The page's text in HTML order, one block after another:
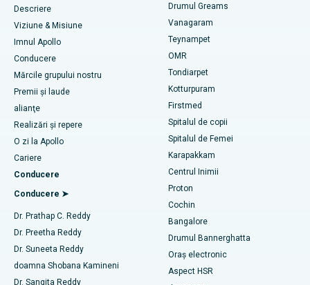
Găsește dentist
Găsiți servicii pediatrice
Găsește un dermatolog
Găsește un urolog
Găsește diabetolog
Găsește un ginecolog
Cel mai bun centru cardiac din Thousand Lights, Chennai
Cel mai bun spital din Jubilee Hills, Hyderabad
Cel mai bun spital din Tondiarpet, Chennai
Cel mai bun spital din Kotturpuram, Chennai
Cel mai bun spital din Kovai Road, Karur
Cel mai bun spital din Karapakkam, Chennai
Cel mai bun spital din Arilova, Vizag
Cel mai bun spital din Kanpur Road, Lucknow
Cel mai bun spital din Sectorul 26, Noida
Cel mai bun spital din Gandhinagar, Ahmedabad
Sleeve Gastrectomie
Chirurgie Lasik
Liposucție
Angiograma coronariană
Înlocuirea supapei aortice transcatheter
Repararea valvei MitraClip
Chirurgie cardiacă minim invazivă
Ablația cu cateter
Chirurgie de reconstrucție a LCA
Descriere
Viziune & Misiune
Imnul Apollo
Conducere
Mărcile grupului nostru
Premii și laude
alianţe
Realizări și repere
O zi la Apollo
Cariere
Conducere
Conducere ➤
Dr. Prathap C. Reddy
Dr. Preetha Reddy
Dr. Suneeta Reddy
doamna Shobana Kamineni
Dr. Sangita Reddy
Drumul Greams
Vanagaram
Teynampet
OMR
Tondiarpet
Kotturpuram
Firstmed
Spitalul de copii
Spitalul de Femei
Karapakkam
Centrul Inimii
Proton
Cochin
Bangalore
Drumul Bannerghatta
Oraș electronic
Aspect HSR